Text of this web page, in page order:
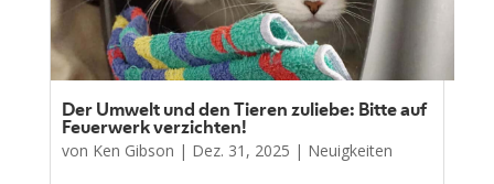
Der Umwelt und den Tieren zuliebe: Bitte auf
Feuerwerk verzichten!
von Ken Gibson | Dez. 31, 2025 | Neuigkeiten